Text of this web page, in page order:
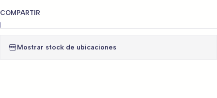
COMPARTIR
|
Mostrar stock de ubicaciones